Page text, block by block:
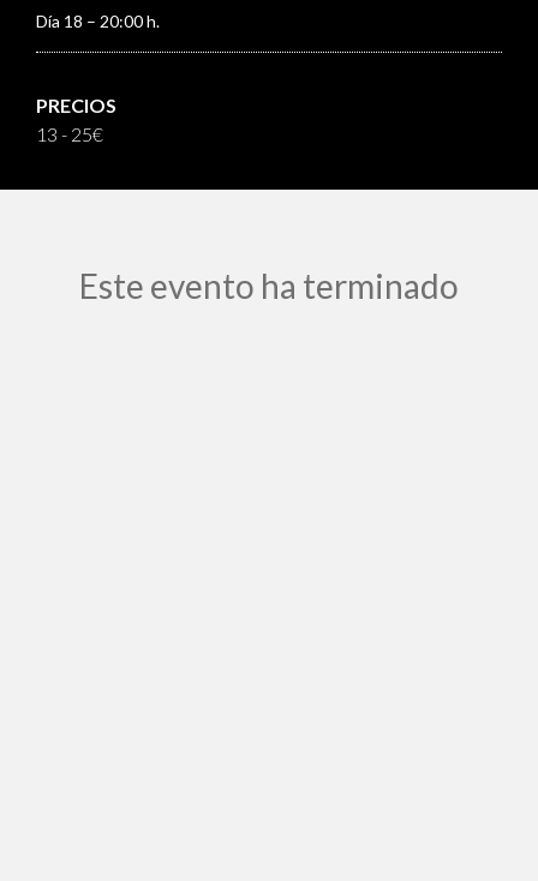
Día 18 – 20:00 h.
PRECIOS
13 - 25€
Este evento ha terminado